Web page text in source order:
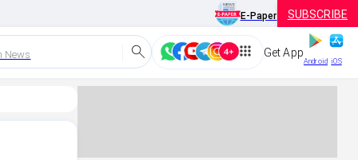
E-Paper SUBSCRIBE
News Get App
Android iOS